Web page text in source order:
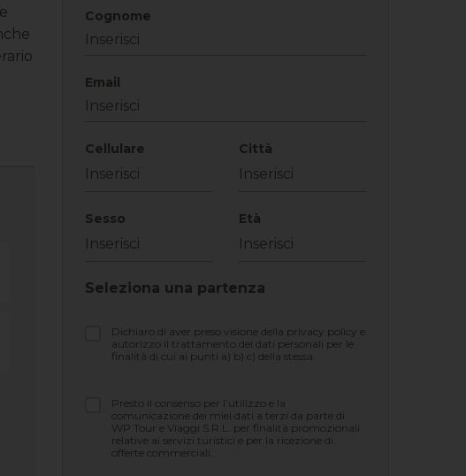
Cognome
Email
Cellulare Città
Sesso Età
Seleziona una partenza
Dichiaro di aver preso visione della privacy policy e
autorizzo il trattamento dei dati personali per le
finalità di cui ai punti a) b) c) della stessa.
Presto il consenso per l’utilizzo e la
comunicazione dei miei dati a terzi da parte di
WP Tour e Viaggi S.R.L. per finalità promozionali
relative ai servizi turistici e per la ricezione di
offerte commerciali.